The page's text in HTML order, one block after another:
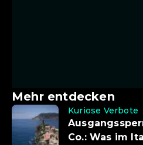
Mehr entdecken
Kuriose Verbote
Co.: Was im